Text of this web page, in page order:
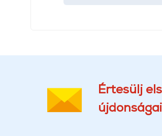
Értesülj